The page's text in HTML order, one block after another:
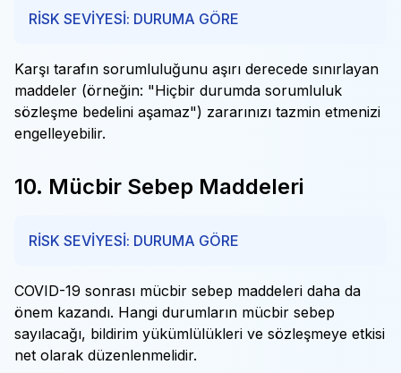
RİSK SEVİYESİ: DURUMA GÖRE
Karşı tarafın sorumluluğunu aşırı derecede sınırlayan
maddeler (örneğin: "Hiçbir durumda sorumluluk
sözleşme bedelini aşamaz") zararınızı tazmin etmenizi
engelleyebilir.
10. Mücbir Sebep Maddeleri
RİSK SEVİYESİ: DURUMA GÖRE
COVID-19 sonrası mücbir sebep maddeleri daha da
önem kazandı. Hangi durumların mücbir sebep
sayılacağı, bildirim yükümlülükleri ve sözleşmeye etkisi
net olarak düzenlenmelidir.